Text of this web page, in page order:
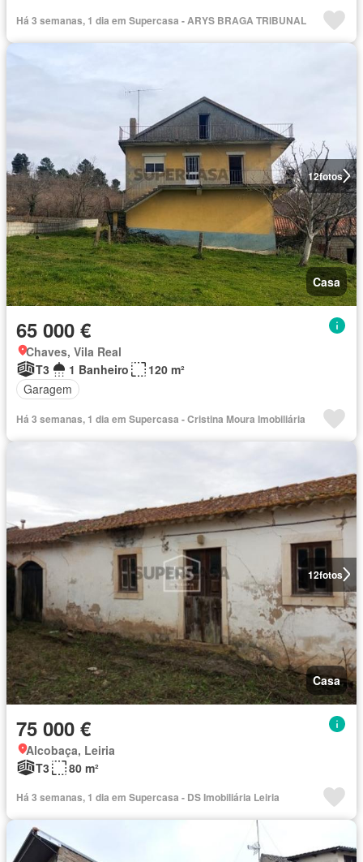
Há 3 semanas, 1 dia em Supercasa - ARYS BRAGA TRIBUNAL
12fotos
Casa
65 000 €
Chaves, Vila Real
T3
1 Banheiro
120 m²
Garagem
Há 3 semanas, 1 dia em Supercasa - Cristina Moura Imobiliária
12fotos
Casa
75 000 €
Alcobaça, Leiria
T3
80 m²
Há 3 semanas, 1 dia em Supercasa - DS Imobiliária Leiria